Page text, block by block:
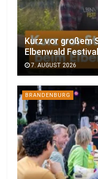
Kurz vor großem
Elbenwald
7. AUGUST 2026
BRANDENBURG